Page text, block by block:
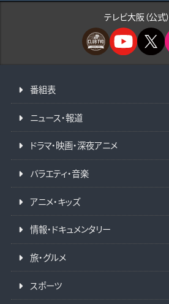
テレビ大阪（公式）
番組表
ニュース・報道
ドラマ・映画・深夜アニメ
バラエティ・音楽
アニメ・キッズ
情報・ドキュメンタリー
旅・グルメ
スポーツ